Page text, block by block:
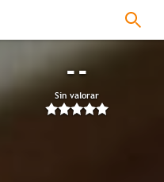
--
Sin valorar